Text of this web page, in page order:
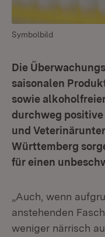
Symbolbild
Die
saisonalen
sowie
durchweg positive
und
Württemberg
für einen
„Auch, wenn
anstehenden
weniger närrisch